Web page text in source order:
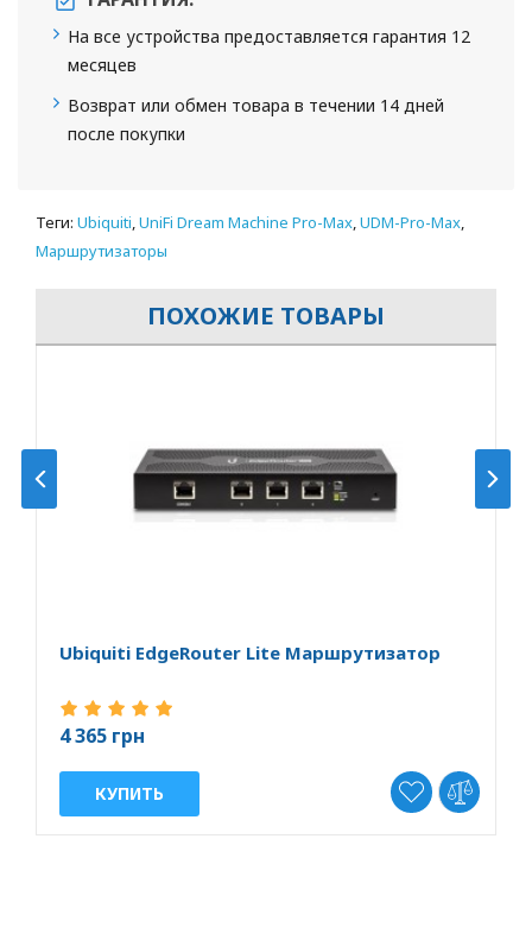
На все устройства предоставляется гарантия 12
месяцев
Возврат или обмен товара в течении 14 дней
после покупки
Теги: Ubiquiti,UniFi Dream Machine Pro-Max,UDM-Pro-Max,
Маршрутизаторы
ПОХОЖИЕ ТОВАРЫ
Ubiquiti EdgeRouter Lite Маршрутизатор
4 365 грн
КУПИТЬ